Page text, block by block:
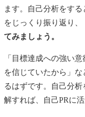
ます。自己分析をす
をじっくり振り返り、
てみましょう。
「目標達成への強い
を信じていたから」な
るはずです。自己分
解すれば、自己PRに